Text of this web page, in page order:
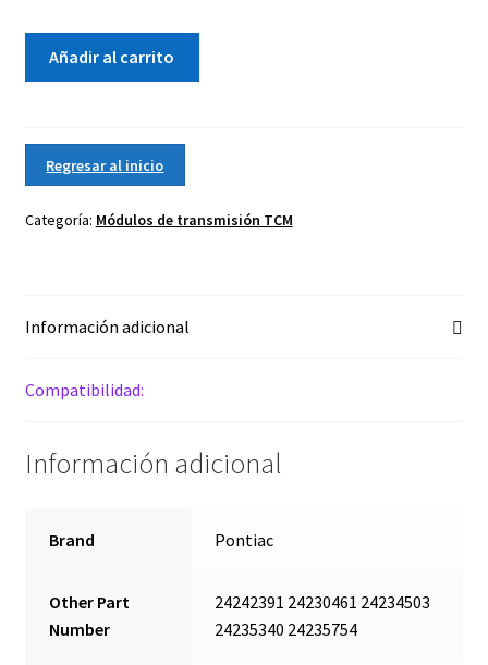
Módulo
Control
Automática
Añadir al carrito
Regresar al inicio
Categoría: Módulos de transmisión TCM
Información adicional
Compatibilidad:
Información adicional
Brand Pontiac
Other Part
Number
24242391 24230461 24234503
24235340 24235754